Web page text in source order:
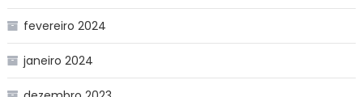
fevereiro 2024
janeiro 2024